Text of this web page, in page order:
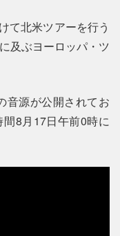
て北米ツアーを行う
及ぶヨーロッパ・ツ
音源が公開されてお
8月17日午前0時に